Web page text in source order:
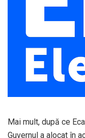
Mai mult, după ce
Guvernul a alocat în